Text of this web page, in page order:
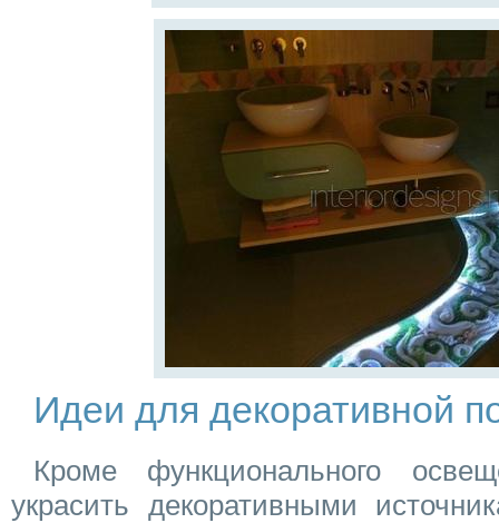
Идеи для декоративной
Кроме функционального
украсить декоративными